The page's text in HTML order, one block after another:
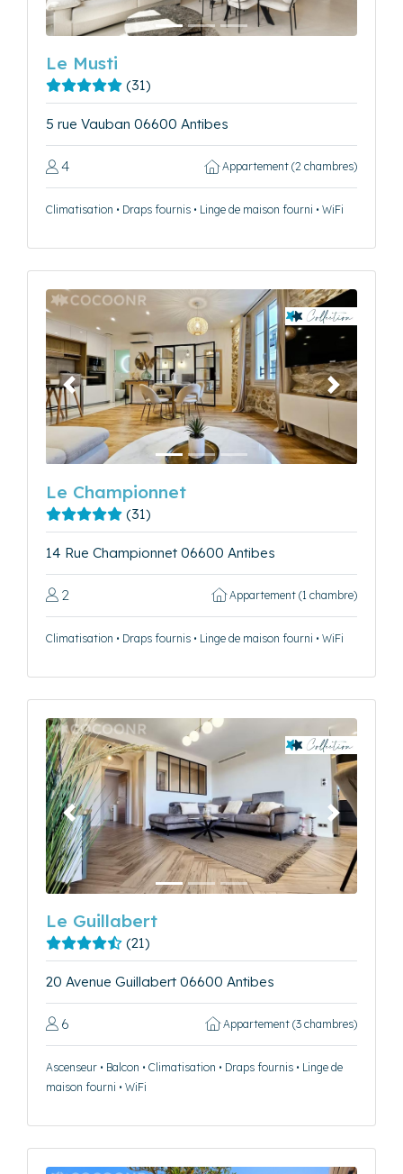
Le Musti
(31)
5 rue Vauban 06600 Antibes
4 Appartement (2 chambres)
Climatisation • Draps fournis • Linge de maison fourni • WiFi
Précédent Suivant
Le Championnet
(31)
14 Rue Championnet 06600 Antibes
2 Appartement (1 chambre)
Climatisation • Draps fournis • Linge de maison fourni • WiFi
Précédent Suivant
Le Guillabert
(21)
20 Avenue Guillabert 06600 Antibes
6 Appartement (3 chambres)
Ascenseur • Balcon • Climatisation • Draps fournis • Linge de
maison fourni • WiFi